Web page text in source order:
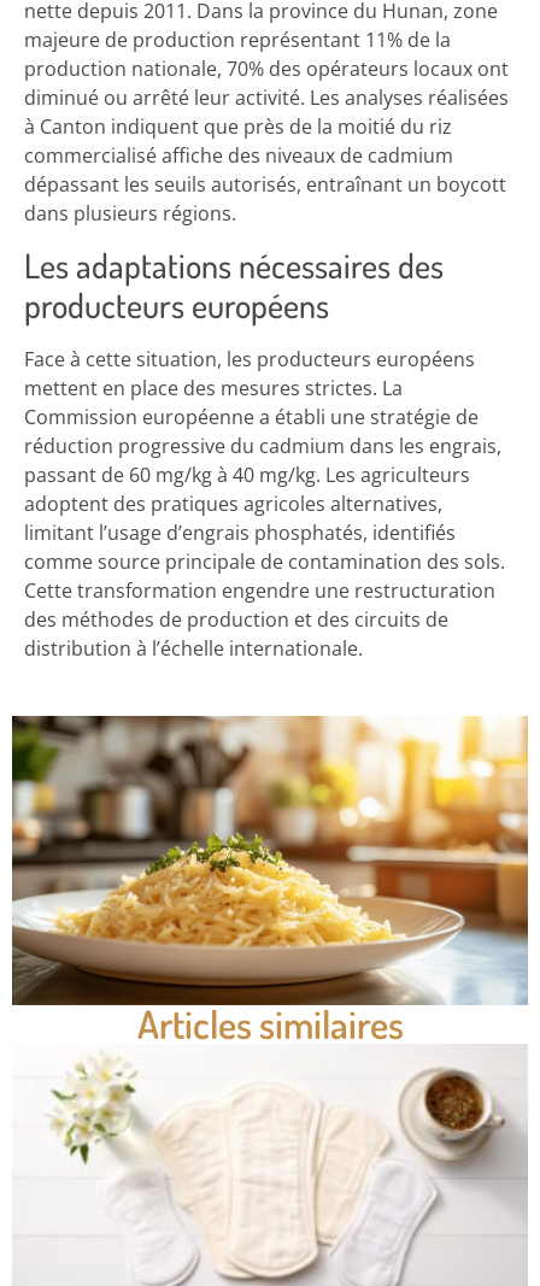
nette depuis 2011. Dans la province du Hunan, zone
majeure de production représentant 11% de la
production nationale, 70% des opérateurs locaux ont
diminué ou arrêté leur activité. Les analyses réalisées
à Canton indiquent que près de la moitié du riz
commercialisé affiche des niveaux de cadmium
dépassant les seuils autorisés, entraînant un boycott
dans plusieurs régions.
Les adaptations nécessaires des
producteurs européens
Face à cette situation, les producteurs européens
mettent en place des mesures strictes. La
Commission européenne a établi une stratégie de
réduction progressive du cadmium dans les engrais,
passant de 60 mg/kg à 40 mg/kg. Les agriculteurs
adoptent des pratiques agricoles alternatives,
limitant l’usage d’engrais phosphatés, identifiés
comme source principale de contamination des sols.
Cette transformation engendre une restructuration
des méthodes de production et des circuits de
distribution à l’échelle internationale.
Articles similaires